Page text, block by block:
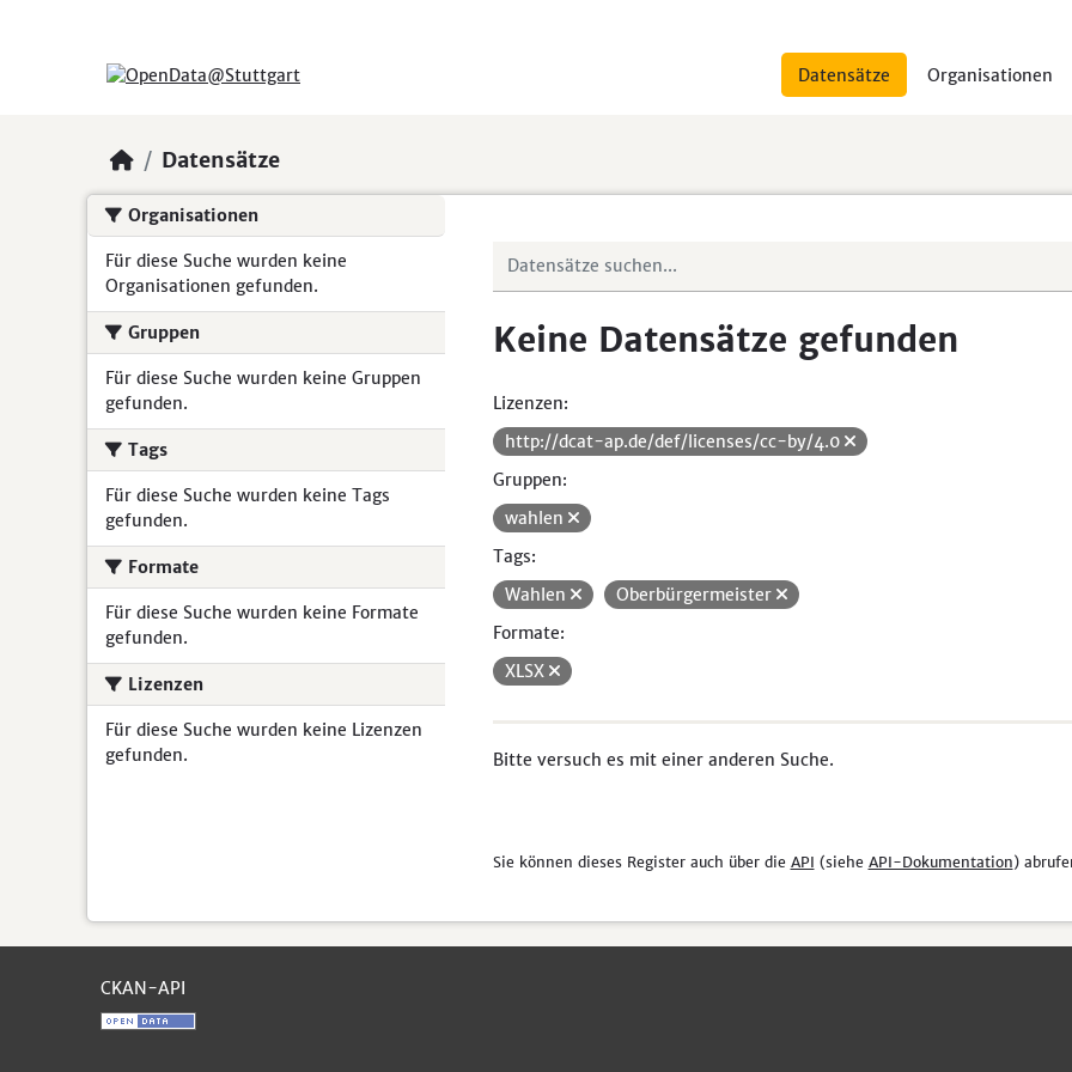
Datensätze Organisationen
Datensätze
Organisationen
Für diese Suche wurden keine
Organisationen gefunden.
Gruppen
Für diese Suche wurden keine Gruppen
gefunden.
Tags
Für diese Suche wurden keine Tags
gefunden.
Formate
Für diese Suche wurden keine Formate
gefunden.
Lizenzen
Für diese Suche wurden keine Lizenzen
gefunden.
Keine Datensätze gefunden
Lizenzen:
http://dcat-ap.de/def/licenses/cc-by/4.0
Gruppen:
wahlen
Tags:
Wahlen
Oberbürgermeister
Formate:
XLSX
Bitte versuch es mit einer anderen Suche.
Sie können dieses Register auch über die API (siehe API-Dokumentation)
CKAN-API